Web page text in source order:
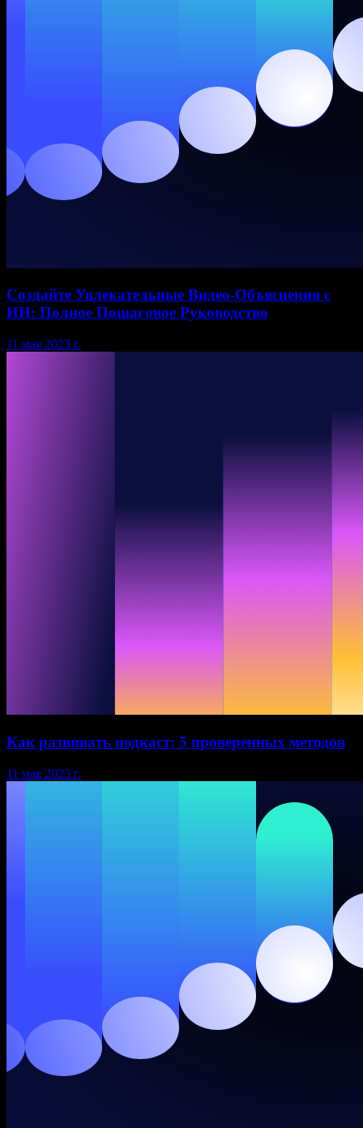
Создайте Увлекательные Видео-Объяснения с
ИИ: Полное Пошаговое Руководство
11 мая 2023 г.
Как развивать подкаст: 5 проверенных методов
11 мая 2023 г.